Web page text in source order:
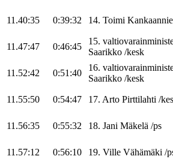
11.40:35 0:39:32 14. Toimi
11.47:47 0:46:45
15.
Saarikko /kesk
11.52:42 0:51:40
16.
Saarikko /kesk
11.55:50 0:54:47 17. Arto Pirttilahti /
11.56:35 0:55:32 18. Jani Mäkelä /ps
11.57:12 0:56:10 19. Ville Vähämäki /